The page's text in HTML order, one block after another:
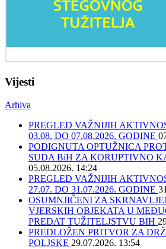
Vijesti
Arhiva
PREGLED VAŽNIJIH
03.08. DO 07.08.2026. GODINE
PODIGNUTA OPTUŽNICA
SUDA BiH ZA KORUPTIVNO
05.08.2026. 14:24
PREGLED VAŽNIJIH
27.07. DO 31.07.2026. GODINE
OSUMNJIČENI ZA
VJERSKIH OBJEKATA U
PREDAT TUŽITELJSTVU BIH
PREDLOŽEN PRITVOR ZA
POLJSKE 29.07.2026. 13:54